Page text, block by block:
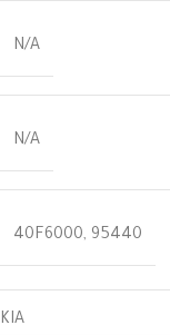
N/A
N/A
40F6000, 95440
KIA